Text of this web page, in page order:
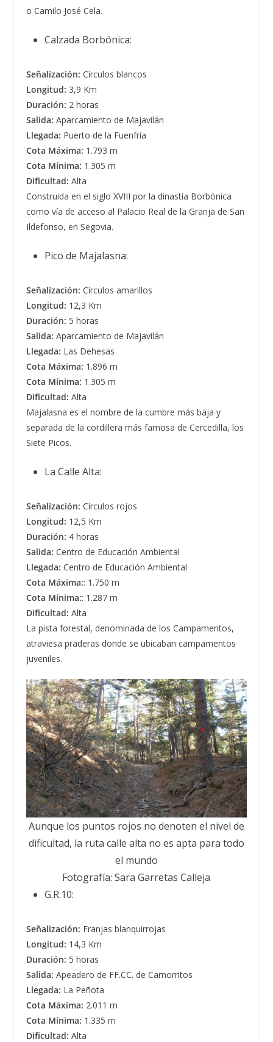
o Camilo José Cela.
Calzada Borbónica:
Señalización: Círculos blancos
Longitud: 3,9 Km
Duración: 2 horas
Salida: Aparcamiento de Majavilán
Llegada: Puerto de la Fuenfría
Cota Máxima: 1.793 m
Cota Mínima: 1.305 m
Dificultad: Alta
Construida en el siglo XVIII por la dinastía Borbónica
como vía de acceso al Palacio Real de la Granja de San
Ildefonso, en Segovia.
Pico de Majalasna:
Señalización: Círculos amarillos
Longitud: 12,3 Km
Duración: 5 horas
Salida: Aparcamiento de Majavilán
Llegada: Las Dehesas
Cota Máxima: 1.896 m
Cota Mínima: 1.305 m
Dificultad: Alta
Majalasna es el nombre de la cumbre más baja y
separada de la cordillera más famosa de Cercedilla, los
Siete Picos.
La Calle Alta:
Señalización: Círculos rojos
Longitud: 12,5 Km
Duración: 4 horas
Salida: Centro de Educación Ambiental
Llegada: Centro de Educación Ambiental
Cota Máxima:: 1.750 m
Cota Mínima:: 1.287 m
Dificultad: Alta
La pista forestal, denominada de los Campamentos,
atraviesa praderas donde se ubicaban campamentos
juveniles.
Aunque los puntos rojos no denoten el nivel de
dificultad, la ruta calle alta no es apta para todo
el mundo
Fotografía: Sara Garretas Calleja
G.R.10:
Señalización: Franjas blanquirrojas
Longitud: 14,3 Km
Duración: 5 horas
Salida: Apeadero de FF.CC. de Camorritos
Llegada: La Peñota
Cota Máxima: 2.011 m
Cota Mínima: 1.335 m
Dificultad: Alta